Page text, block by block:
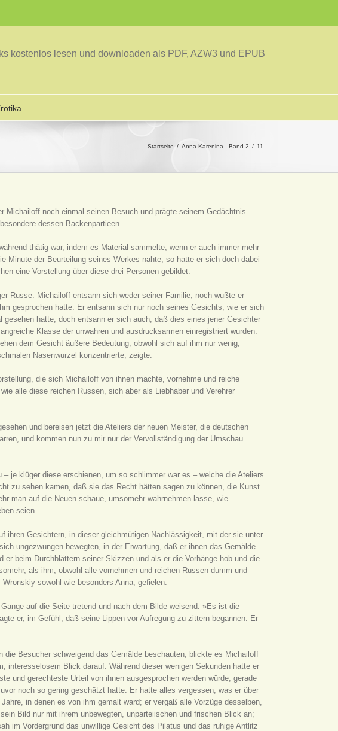
kostenlos lesen und downloaden als PDF, AZW3 und EPUB
Startseite Anna Karenina - Band 2 11.
Michailoff noch einmal seinen Besuch und prägte seinem Gedächtnis
dessen Backenpartieen.
thätig war, indem es Material sammelte, wenn er auch immer mehr
Minute der Beurteilung seines Werkes nahte, so hatte er sich doch dabei
eine Vorstellung über diese drei Personen gebildet.
Russe. Michailoff entsann sich weder seiner Familie, noch wußte er
gesprochen hatte. Er entsann sich nur noch seines Gesichts, wie er sich
gesehen hatte, doch entsann er sich auch, daß dies eines jener Gesichter
Klasse der unwahren und ausdrucksarmen einregistriert wurden.
dem Gesicht äußere Bedeutung, obwohl sich auf ihm nur wenig,
Nasenwurzel konzentrierte, zeigte.
die sich Michailoff von ihnen machte, vornehme und reiche
alle diese reichen Russen, sich aber als Liebhaber und Verehrer
und bereisen jetzt die Ateliers der neuen Meister, die deutschen
und kommen nun zu mir nur der Vervollständigung der Umschau
– je klüger diese erschienen, um so schlimmer war es – welche die Ateliers
zu sehen kamen, daß sie das Recht hätten sagen zu können, die Kunst
man auf die Neuen schaue, umsomehr wahrnehmen lasse, wie
seien.
ihren Gesichtern, in dieser gleichmütigen Nachlässigkeit, mit der sie unter
ungezwungen bewegten, in der Erwartung, daß er ihnen das Gemälde
er beim Durchblättern seiner Skizzen und als er die Vorhänge hob und die
als ihm, obwohl alle vornehmen und reichen Russen dumm und
sowohl wie besonders Anna, gefielen.
auf die Seite tretend und nach dem Bilde weisend. »Es ist die
er, im Gefühl, daß seine Lippen vor Aufregung zu zittern begannen. Er
die Besucher schweigend das Gemälde beschauten, blickte es Michailoff
interesselosem Blick darauf. Während dieser wenigen Sekunden hatte er
und gerechteste Urteil von ihnen ausgesprochen werden würde, gerade
noch so gering geschätzt hatte. Er hatte alles vergessen, was er über
in denen es von ihm gemalt ward; er vergaß alle Vorzüge desselben,
Bild nur mit ihrem unbewegten, unparteiischen und frischen Blick an;
im Vordergrund das unwillige Gesicht des Pilatus und das ruhige Antlitz